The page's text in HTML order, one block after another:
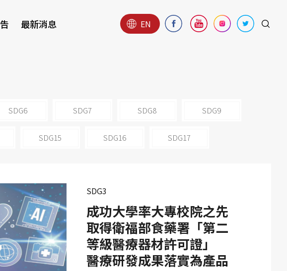
最新消息 EN
SDG6 SDG7 SDG8 SDG9
SDG15 SDG16 SDG17
SDG3
成功大學率大專校院之先
取得衛福部食藥署「第二
等級醫療器材許可證」
醫療研發成果落實為產品